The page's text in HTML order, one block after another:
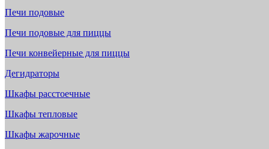
Печи подовые
Печи подовые для пиццы
Печи конвейерные для пиццы
Дегидраторы
Шкафы расстоечные
Шкафы тепловые
Шкафы жарочные